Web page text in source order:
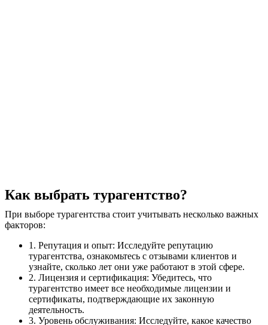
Как выбрать турагентство?
При выборе турагентства стоит учитывать несколько важных
факторов:
1. Репутация и опыт: Исследуйте репутацию
турагентства, ознакомьтесь с отзывами клиентов и
узнайте, сколько лет они уже работают в этой сфере.
2. Лицензия и сертификация: Убедитесь, что
турагентство имеет все необходимые лицензии и
сертификаты, подтверждающие их законную
деятельность.
3. Уровень обслуживания: Исследуйте, какое качество